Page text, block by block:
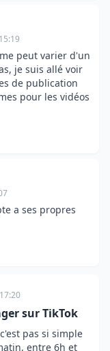
peut varier d'un
je suis allé voir
de publication
pour les vidéos
a ses propres
sur TikTok
pas si simple
entre 6h et